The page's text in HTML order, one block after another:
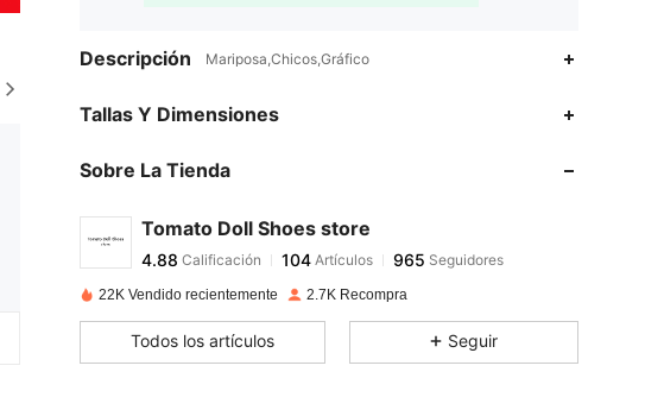
Descripción Mariposa,Chicos,Gráfico
Tallas Y Dimensiones
Sobre La Tienda
Tomato Doll Shoes store
4.88
Calificación 104 Artículos
m***8seguidoHace 1 día
4.88
22K Vendido recientemente 2.7K Recompra
Todos los artículos Seguir